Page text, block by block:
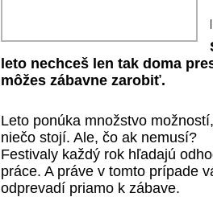
leto nechceš len tak doma
môžes zábavne zarobiť.
Leto ponúka množstvo
niečo stojí. Ale, čo ak nemusí?
Festivaly každý rok hľadajú
práce. A práve v tomto prípade
odprevadí priamo k zábave.